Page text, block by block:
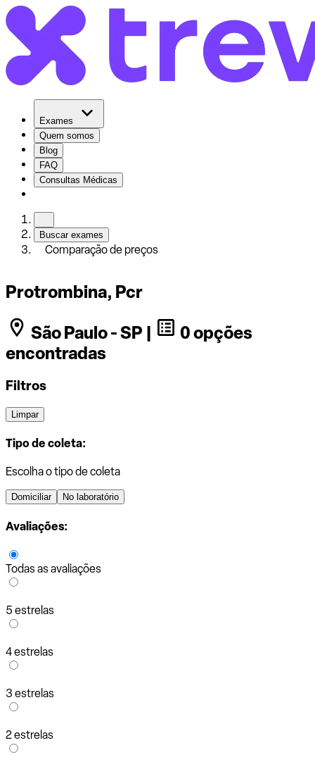
Exames
Quem somos
Blog
FAQ
Consultas Médicas
Buscar exames
Comparação de preços
Protrombina, Pcr
São Paulo - SP |
0 opções
encontradas
Filtros
Limpar
Tipo de coleta:
Escolha o tipo de coleta
Domiciliar No laboratório
Avaliações:
Todas as avaliações
5 estrelas
4 estrelas
3 estrelas
2 estrelas